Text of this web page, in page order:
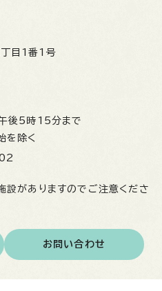
目1番1号
後5時15分まで
を除く
設がありますのでご注意くださ
お問い合わせ